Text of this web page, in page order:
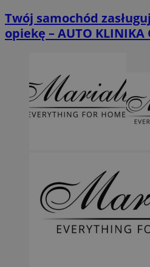
Twój samochód
opiekę – AUTO KLINIKA